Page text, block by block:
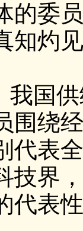
的委
知灼
我国
围绕
代表
技界
代表